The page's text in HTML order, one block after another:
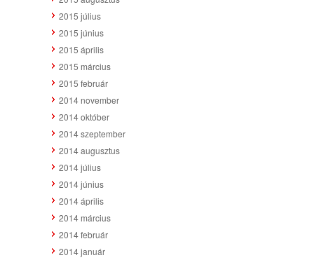
2015 július
2015 június
2015 április
2015 március
2015 február
2014 november
2014 október
2014 szeptember
2014 augusztus
2014 július
2014 június
2014 április
2014 március
2014 február
2014 január